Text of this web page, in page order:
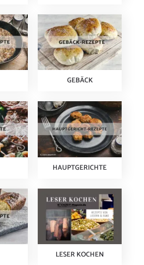
GEBÄCK
HAUPTGERICHTE
LESER KOCHEN